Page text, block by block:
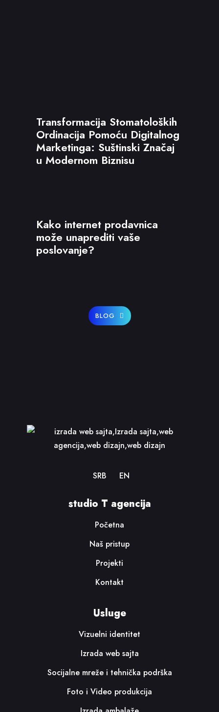
Transformacija Stomatoloških
Ordinacija Pomoću Digitalnog
Marketinga: Suštinski Značaj
u Modernom Biznisu
Kako internet prodavnica
može unaprediti vaše
poslovanje?
BLOG
SRB EN
studio T agencija
Početna
Naš pristup
Projekti
Kontakt
Usluge
Vizuelni identitet
Izrada web sajta
Socijalne mreže i tehnička podrška
Foto i Video produkcija